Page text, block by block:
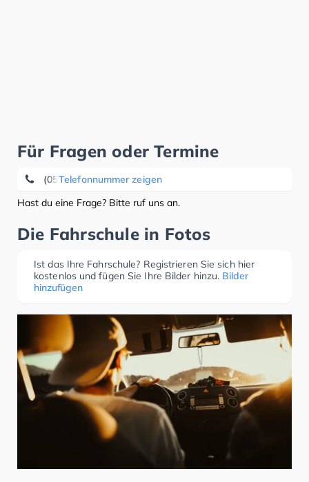
Für Fragen oder Termine
Telefonnummer zeigen
(05193) 77 89
Hast du eine Frage? Bitte ruf uns an.
Die Fahrschule in Fotos
Ist das Ihre Fahrschule? Registrieren Sie sich hier
kostenlos und fügen Sie Ihre Bilder hinzu. Bilder
hinzufügen